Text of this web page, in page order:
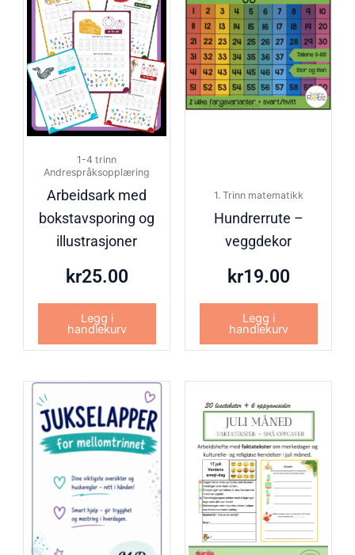
1-4 trinn
Andrespråksopplæring
Arbeidsark med
bokstavsporing og
illustrasjoner
kr25.00
Legg i
handlekurv
1. Trinn matematikk
Hundrerrute –
veggdekor
kr19.00
Legg i
handlekurv